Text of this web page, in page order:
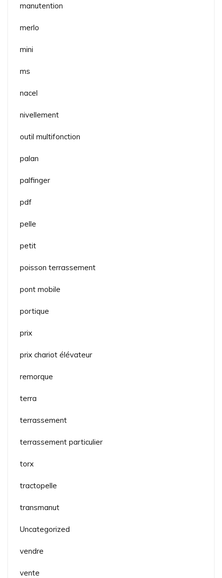
manutention
merlo
mini
ms
nacel
nivellement
outil multifonction
palan
palfinger
pdf
pelle
petit
poisson terrassement
pont mobile
portique
prix
prix chariot élévateur
remorque
terra
terrassement
terrassement particulier
torx
tractopelle
transmanut
Uncategorized
vendre
vente